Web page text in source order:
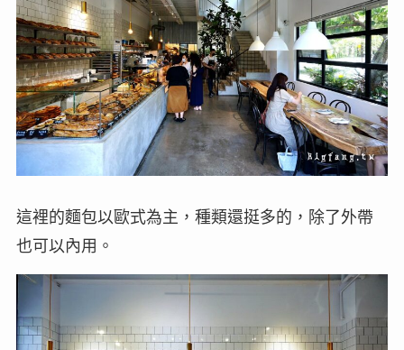
這裡的麵包以歐式為主，種類還挺多的，除了外帶
也可以內用。